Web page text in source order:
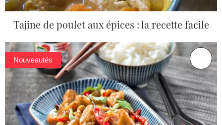
Tajine de poulet aux épices : la recette facile
Nouveautés